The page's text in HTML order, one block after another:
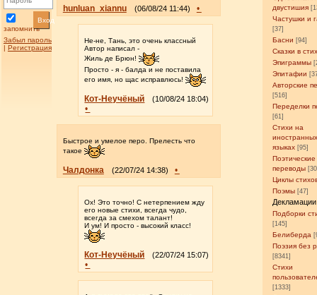
запомнить
Вход
Забыл пароль
| Регистрация
двустишия
Частушки и
[37]
Басни [94]
Сказки в
Эпиграммы
Эпитафии
Авторские
[516]
Переделки
[61]
Стихи на
языках [95]
Поэтические
переводы
Циклы
Поэмы [47]
Декламации
Подборки
[145]
Белиберда
Поэзия без
[8341]
Стихи
[1333]
hunluan_xiannu (06/08/24 11:44) •
Не-не, Тань, это очень классный
Автор написал -
Жиль де Брюн!
Просто - я - балда и не поставила
его имя, но щас исправлюсь!
Кот-Неучёный (10/08/24 18:04)
•
Быстрое и умелое перо. Прелесть что
такое
Чалдонка (22/07/24 14:38) •
Ох! Это точно! С нетерпением жду
его новые стихи, всегда чудо,
всегда за смехом талант!
И ум! И просто - высокий класс!
Кот-Неучёный (22/07/24 15:07)
•